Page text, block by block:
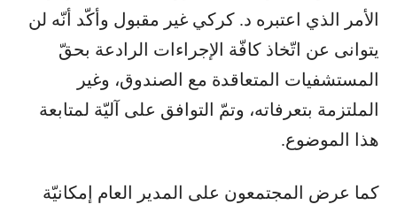
الأمر الذي اعتبره د. كركي غير مقبول وأكّد أنّه لن
يتوانى عن اتّخاذ كافّة الإجراءات الرادعة بحقّ
المستشفيات المتعاقدة مع الصندوق، وغير
الملتزمة بتعرفاته، وتمّ التوافق على آليّة لمتابعة
هذا الموضوع.
كما عرض المجتمعون على المدير العام إمكانيّة